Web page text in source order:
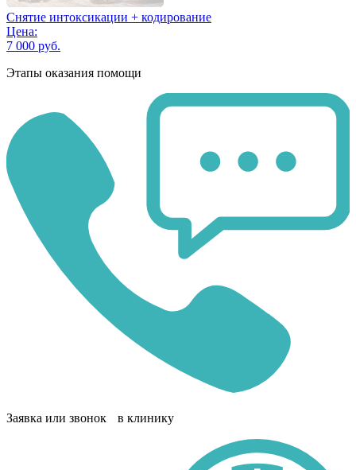
Снятие интоксикации + кодирование
Цена:
7 000 руб.
Этапы оказания помощи
Заявка или звонок в клинику